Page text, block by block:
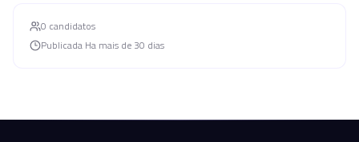
0 candidatos
Publicada Ha mais de 30 dias